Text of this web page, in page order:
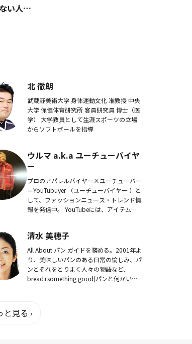
い人に
北 徹朗
武蔵野美術大学 身体運動文化 准教授 中央
大学 保健体育研究所 客員研究員 博士（医
学） 大学教員として生涯スポーツの立場
からソフトボールを指導
ウルマ a.k.a ユーチューバイヤ
ー
プロのアパレルバイヤー×ユーチューバー
＝YouTubuyer （ユーチューバイヤー ）と
して、ファッションニュース・トレンド情
報を発信中。 YouTubeには、アイテムレ
清水 美穂子
All About パン ガイドを務める。2001年よ
り、美味しいパンのある日常の愉しみ、パ
ンとそれをとりまく人々の物語など、
bread+something good(パンと何かいい
見る ›